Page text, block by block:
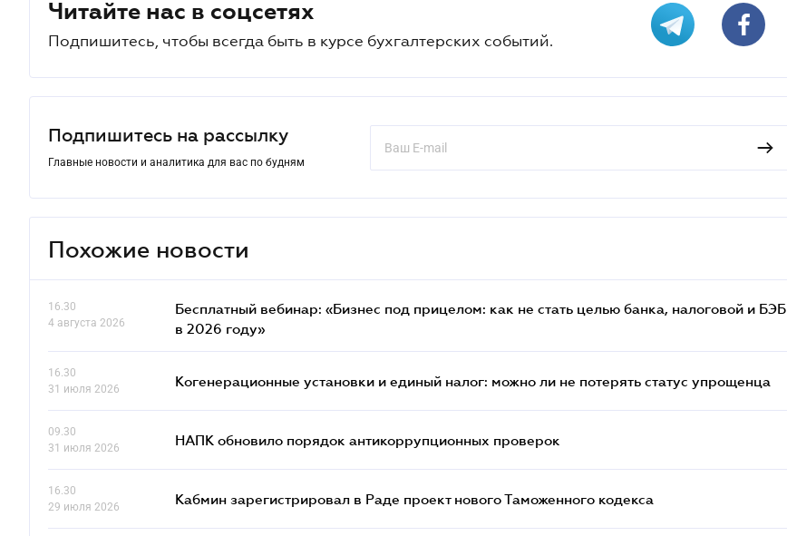
Читайте нас в соцсетях
Подпишитесь, чтобы всегда быть в курсе бухгалтерских событий.
Подпишитесь на рассылку
Главные новости и аналитика для вас по будням
Похожие новости
16.30
4 августа 2026
Бесплатный вебинар: «Бизнес под прицелом: как не стать целью банка, налоговой и БЭБ
в 2026 году»
16.30
31 июля 2026
Когенерационные установки и единый налог: можно ли не потерять статус упрощенца
09.30
31 июля 2026
НАПК обновило порядок антикоррупционных проверок
16.30
29 июля 2026
Кабмин зарегистрировал в Раде проект нового Таможенного кодекса